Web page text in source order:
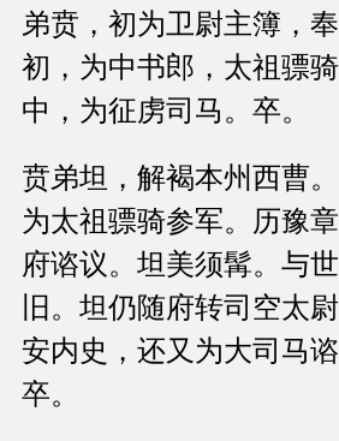
弟贲，初为卫尉主簿，
初，为中书郎，太祖骠
中，为征虏司马。卒。
贲弟坦，解褐本州西曹
为太祖骠骑参军。历豫
府谘议。坦美须髯。与
旧。坦仍随府转司空太
安内史，还又为大司马
卒。